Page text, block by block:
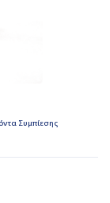
Συμπίεσης